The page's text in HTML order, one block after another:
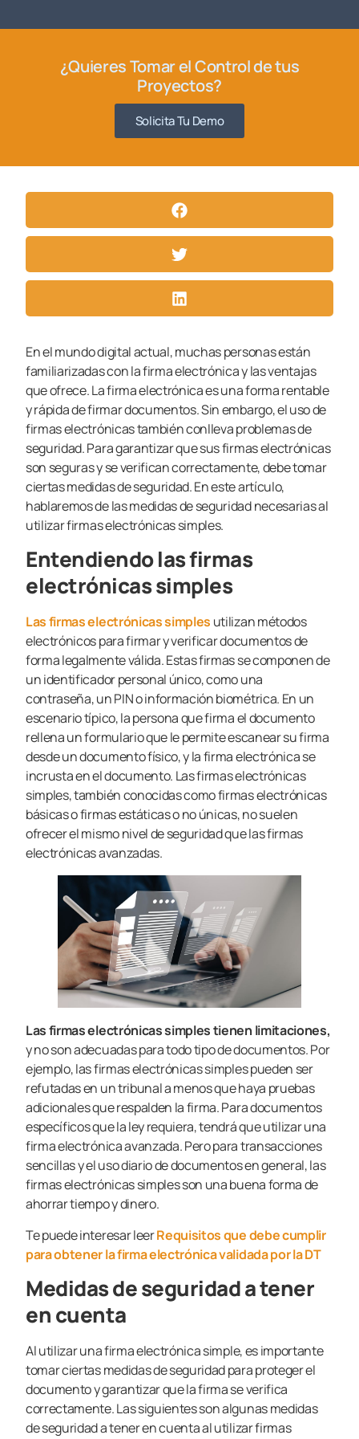
¿Quieres Tomar el Control de tus
Proyectos?
Solicita Tu Demo
En el mundo digital actual, muchas personas están
familiarizadas con la firma electrónica y las ventajas
que ofrece. La firma electrónica es una forma rentable
y rápida de firmar documentos. Sin embargo, el uso de
firmas electrónicas también conlleva problemas de
seguridad. Para garantizar que sus firmas electrónicas
son seguras y se verifican correctamente, debe tomar
ciertas medidas de seguridad. En este artículo,
hablaremos de las medidas de seguridad necesarias al
utilizar firmas electrónicas simples.
Entendiendo las firmas
electrónicas simples
Las firmas electrónicas simples utilizan métodos
electrónicos para firmar y verificar documentos de
forma legalmente válida. Estas firmas se componen de
un identificador personal único, como una
contraseña, un PIN o información biométrica. En un
escenario típico, la persona que firma el documento
rellena un formulario que le permite escanear su firma
desde un documento físico, y la firma electrónica se
incrusta en el documento. Las firmas electrónicas
simples, también conocidas como firmas electrónicas
básicas o firmas estáticas o no únicas, no suelen
ofrecer el mismo nivel de seguridad que las firmas
electrónicas avanzadas.
Las firmas electrónicas simples tienen limitaciones,
y no son adecuadas para todo tipo de documentos. Por
ejemplo, las firmas electrónicas simples pueden ser
refutadas en un tribunal a menos que haya pruebas
adicionales que respalden la firma. Para documentos
específicos que la ley requiera, tendrá que utilizar una
firma electrónica avanzada. Pero para transacciones
sencillas y el uso diario de documentos en general, las
firmas electrónicas simples son una buena forma de
ahorrar tiempo y dinero.
Te puede interesar leerRequisitos que debe cumplir
para obtener la firma electrónica validada por la DT
Medidas de seguridad a tener
en cuenta
Al utilizar una firma electrónica simple, es importante
tomar ciertas medidas de seguridad para proteger el
documento y garantizar que la firma se verifica
correctamente. Las siguientes son algunas medidas
de seguridad a tener en cuenta al utilizar firmas